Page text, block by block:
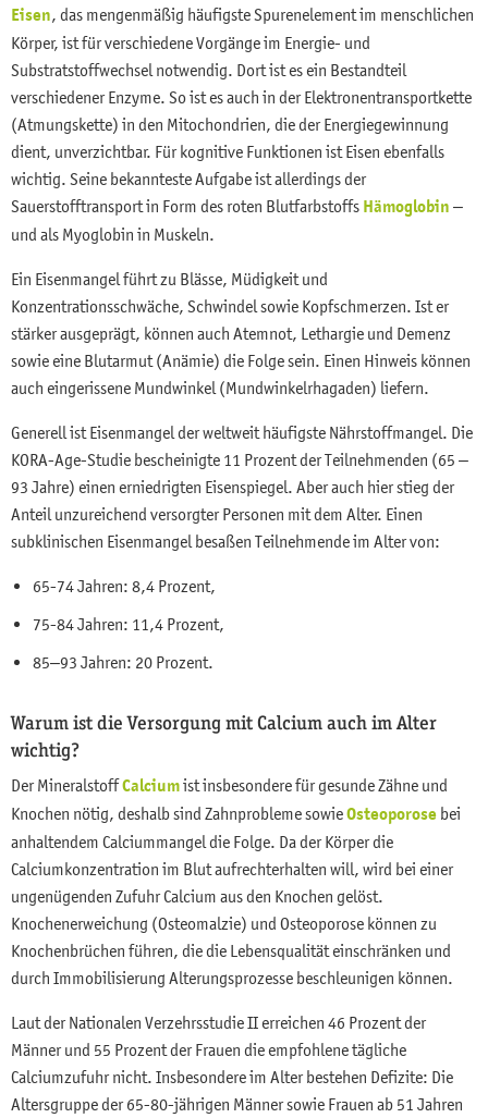
Eisen, das mengenmäßig häufigste Spurenelement im menschlichen
Körper, ist für verschiedene Vorgänge im Energie- und
Substratstoffwechsel notwendig. Dort ist es ein Bestandteil
verschiedener Enzyme. So ist es auch in der Elektronentransportkette
(Atmungskette) in den Mitochondrien, die der Energiegewinnung
dient, unverzichtbar. Für kognitive Funktionen ist Eisen ebenfalls
wichtig. Seine bekannteste Aufgabe ist allerdings der
Sauerstofftransport in Form des roten Blutfarbstoffs Hämoglobin –
und als Myoglobin in Muskeln.
Ein Eisenmangel führt zu Blässe, Müdigkeit und
Konzentrationsschwäche, Schwindel sowie Kopfschmerzen. Ist er
stärker ausgeprägt, können auch Atemnot, Lethargie und Demenz
sowie eine Blutarmut (Anämie) die Folge sein. Einen Hinweis können
auch eingerissene Mundwinkel (Mundwinkelrhagaden) liefern.
Generell ist Eisenmangel der weltweit häufigste Nährstoffmangel. Die
KORA-Age-Studie bescheinigte 11 Prozent der Teilnehmenden (65 –
93 Jahre) einen erniedrigten Eisenspiegel. Aber auch hier stieg der
Anteil unzureichend versorgter Personen mit dem Alter. Einen
subklinischen Eisenmangel besaßen Teilnehmende im Alter von:
65-74 Jahren: 8,4 Prozent,
75-84 Jahren: 11,4 Prozent,
85–93 Jahren: 20 Prozent.
Warum ist die Versorgung mit Calcium auch im Alter
wichtig?
Der MineralstoffCalciumist insbesondere für gesunde Zähne und
Knochen nötig, deshalb sind Zahnprobleme sowieOsteoporose bei
anhaltendem Calciummangel die Folge. Da der Körper die
Calciumkonzentration im Blut aufrechterhalten will, wird bei einer
ungenügenden Zufuhr Calcium aus den Knochen gelöst.
Knochenerweichung (Osteomalzie) und Osteoporose können zu
Knochenbrüchen führen, die die Lebensqualität einschränken und
durch Immobilisierung Alterungsprozesse beschleunigen können.
Laut der Nationalen Verzehrsstudie II erreichen 46 Prozent der
Männer und 55 Prozent der Frauen die empfohlene tägliche
Calciumzufuhr nicht. Insbesondere im Alter bestehen Defizite: Die
Altersgruppe der 65-80-jährigen Männer sowie Frauen ab 51 Jahren